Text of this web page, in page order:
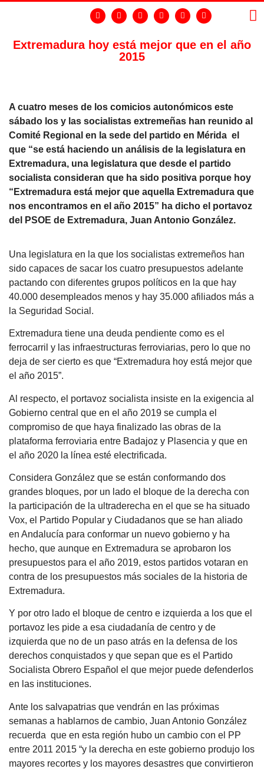
Extremadura hoy está mejor que en el año
2015
A cuatro meses de los comicios autonómicos este
sábado los y las socialistas extremeñas han reunido al
Comité Regional en la sede del partido en Mérida el
que “se está haciendo un análisis de la legislatura en
Extremadura, una legislatura que desde el partido
socialista consideran que ha sido positiva porque hoy
“Extremadura está mejor que aquella Extremadura que
nos encontramos en el año 2015” ha dicho el portavoz
del PSOE de Extremadura, Juan Antonio González.
Una legislatura en la que los socialistas extremeños han
sido capaces de sacar los cuatro presupuestos adelante
pactando con diferentes grupos políticos en la que hay
40.000 desempleados menos y hay 35.000 afiliados más a
la Seguridad Social.
Extremadura tiene una deuda pendiente como es el
ferrocarril y las infraestructuras ferroviarias, pero lo que no
deja de ser cierto es que “Extremadura hoy está mejor que
el año 2015”.
Al respecto, el portavoz socialista insiste en la exigencia al
Gobierno central que en el año 2019 se cumpla el
compromiso de que haya finalizado las obras de la
plataforma ferroviaria entre Badajoz y Plasencia y que en
el año 2020 la línea esté electrificada.
Considera González que se están conformando dos
grandes bloques, por un lado el bloque de la derecha con
la participación de la ultraderecha en el que se ha situado
Vox, el Partido Popular y Ciudadanos que se han aliado
en Andalucía para conformar un nuevo gobierno y ha
hecho, que aunque en Extremadura se aprobaron los
presupuestos para el año 2019, estos partidos votaran en
contra de los presupuestos más sociales de la historia de
Extremadura.
Y por otro lado el bloque de centro e izquierda a los que el
portavoz les pide a esa ciudadanía de centro y de
izquierda que no de un paso atrás en la defensa de los
derechos conquistados y que sepan que es el Partido
Socialista Obrero Español el que mejor puede defenderlos
en las instituciones.
Ante los salvapatrias que vendrán en las próximas
semanas a hablarnos de cambio, Juan Antonio González
recuerda que en esta región hubo un cambio con el PP
entre 2011 2015 “y la derecha en este gobierno produjo los
mayores recortes y los mayores desastres que convirtieron